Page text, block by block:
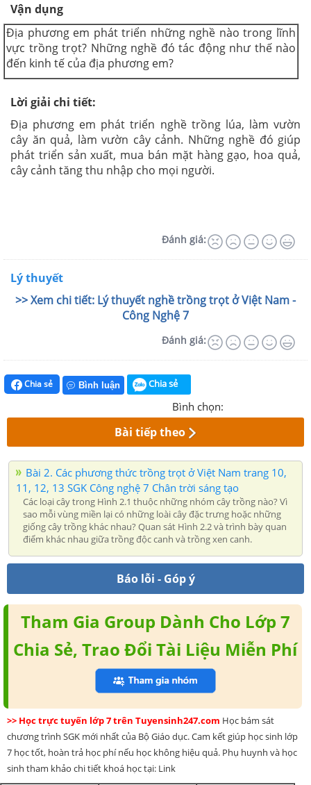
Vận dụng
Địa phương em phát triển những nghề nào trong lĩnh
vực trồng trọt? Những nghề đó tác động như thế nào
đến kinh tế của địa phương em?
Lời giải chi tiết:
Địa phương em phát triển nghề trồng lúa, làm vườn
cây ăn quả, làm vườn cây cảnh. Những nghề đó giúp
phát triển sản xuất, mua bán mặt hàng gạo, hoa quả,
cây cảnh tăng thu nhập cho mọi người.
Đánh giá:
Lý thuyết
>> Xem chi tiết: Lý thuyết nghề trồng trọt ở Việt Nam -
Công Nghệ 7
Đánh giá:
Chia sẻ Bình luận Chia sẻ
Bình chọn:
Bài tiếp theo
Bài 2. Các phương thức trồng trọt ở Việt Nam trang 10,
11, 12, 13 SGK Công nghệ 7 Chân trời sáng tạo
Các loại cây trong Hình 2.1 thuộc những nhóm cây trồng nào? Vì
sao mỗi vùng miền lại có những loài cây đặc trưng hoặc những
giống cây trồng khác nhau? Quan sát Hình 2.2 và trình bày quan
điểm khác nhau giữa trồng độc canh và trồng xen canh.
Báo lỗi - Góp ý
Tham Gia Group Dành Cho Lớp 7
Chia Sẻ, Trao Đổi Tài Liệu Miễn Phí
>> Học trực tuyến lớp 7 trên Tuyensinh247.com Học bám sát
chương trình SGK mới nhất của Bộ Giáo dục. Cam kết giúp học sinh lớp
7 học tốt, hoàn trả học phí nếu học không hiệu quả. Phụ huynh và học
sinh tham khảo chi tiết khoá học tại: Link